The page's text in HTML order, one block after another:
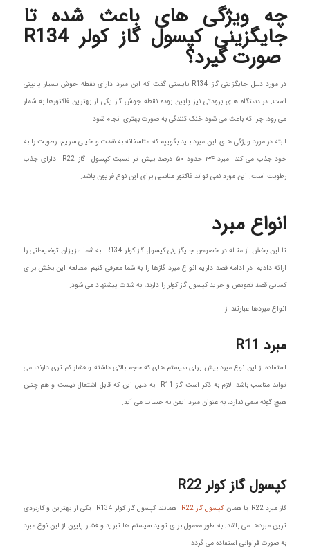
چه ویژگی های باعث شده تا
جایگزینی کپسول گاز کولر R134
صورت گیرد؟
در مورد دلیل جایگزینی گاز R134 بایستی گفت که این مبرد دارای نقطه جوش بسیار پایینی
است. در دستگاه های برودتی نیز پایین بوده نقطه جوش گاز یکی از بهترین فاکتورها به شمار
می رود؛ چرا که باعث می شود خنک کنندگی به صورت بهتری انجام شود.
البته در مورد ویژگی های این مبرد باید بگوییم که متاسفانه به شدت و خیلی سریع، رطوبت را به
خود جذب می کند. مبرد ۱۳۴ حدود ۵۰ درصد بیش تر نسبت کپسول گاز R22 دارای جذب
رطوبت است. این مورد نمی تواند فاکتور مناسبی برای این نوع فریون باشد.
انواع مبرد
تا این بخش از مقاله در خصوص جایگزینی کپسول گاز کولر R134 به شما عزیزان توضیحاتی را
ارائه دادیم. در ادامه قصد داریم انواع مبرد گازها را به شما معرفی کنیم. مطالعه این بخش برای
کسانی قصد تعویض و خرید کپسول گاز کولر را دارند، به شدت پیشنهاد می‌ شود.
انواع مبردها عبارتند از:
مبرد R11
استفاده از این نوع مبرد بیش برای سیستم های که حجم بالای داشته و فشار کم تری دارند، می
تواند مناسب باشد. لازم به ذکر است گاز R11 به دلیل این که قابل اشتعال نیست و هم چنین
هیچ گونه سمی ندارد، به عنوان مبرد ایمن به حساب می آید.
کپسول گاز کولر R22
گاز مبرد R22 یا همان کپسول گاز R22
همانند کپسول گاز کولر R134 یکی از بهترین و کاربردی
ترین مبردها می باشد‌. به طور معمول برای تولید سیستم ها تبرید و فشار پایین از این نوع مبرد
به صورت فراوانی استفاده می گردد.